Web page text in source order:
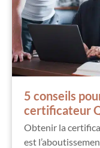
5 conseils
certificateur
Obtenir la
est